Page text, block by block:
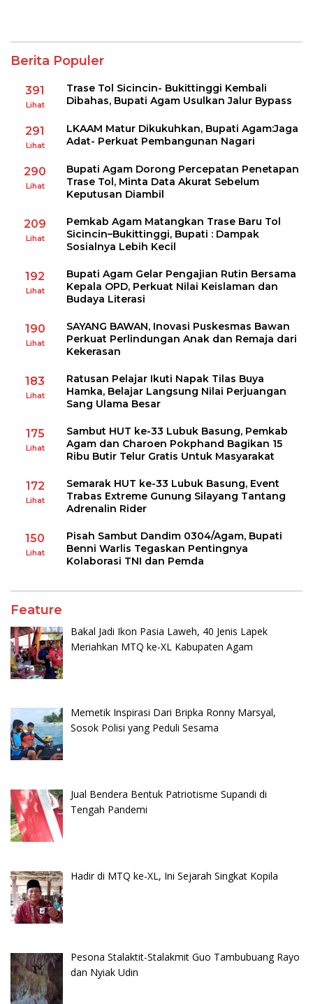
Berita Populer
391
Lihat
Trase Tol Sicincin- Bukittinggi Kembali
Dibahas, Bupati Agam Usulkan Jalur Bypass
291
Lihat
LKAAM Matur Dikukuhkan, Bupati Agam:Jaga
Adat- Perkuat Pembangunan Nagari
290
Lihat
Bupati Agam Dorong Percepatan Penetapan
Trase Tol, Minta Data Akurat Sebelum
Keputusan Diambil
209
Lihat
Pemkab Agam Matangkan Trase Baru Tol
Sicincin–Bukittinggi, Bupati : Dampak
Sosialnya Lebih Kecil
192
Lihat
Bupati Agam Gelar Pengajian Rutin Bersama
Kepala OPD, Perkuat Nilai Keislaman dan
Budaya Literasi
190
Lihat
SAYANG BAWAN, Inovasi Puskesmas Bawan
Perkuat Perlindungan Anak dan Remaja dari
Kekerasan
183
Lihat
Ratusan Pelajar Ikuti Napak Tilas Buya
Hamka, Belajar Langsung Nilai Perjuangan
Sang Ulama Besar
175
Lihat
Sambut HUT ke-33 Lubuk Basung, Pemkab
Agam dan Charoen Pokphand Bagikan 15
Ribu Butir Telur Gratis Untuk Masyarakat
172
Lihat
Semarak HUT ke-33 Lubuk Basung, Event
Trabas Extreme Gunung Silayang Tantang
Adrenalin Rider
150
Lihat
Pisah Sambut Dandim 0304/Agam, Bupati
Benni Warlis Tegaskan Pentingnya
Kolaborasi TNI dan Pemda
Feature
Bakal Jadi Ikon Pasia Laweh, 40 Jenis Lapek
Meriahkan MTQ ke-XL Kabupaten Agam
Memetik Inspirasi Dari Bripka Ronny Marsyal,
Sosok Polisi yang Peduli Sesama
Jual Bendera Bentuk Patriotisme Supandi di
Tengah Pandemi
Hadir di MTQ ke-XL, Ini Sejarah Singkat Kopila
Pesona Stalaktit-Stalakmit Guo Tambubuang Rayo
dan Nyiak Udin